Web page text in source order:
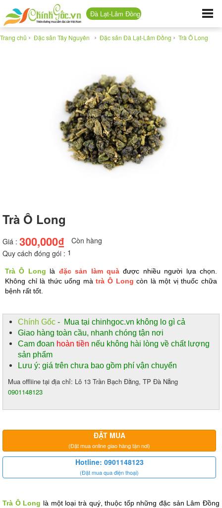
Đà Lạt-Lâm Đồng
Trang chủ › Đặc sản Tây Nguyên › Đặc sản Đà Lạt-Lâm Đồng › Trà Ô Long
Trà Ô Long
Giá : 300,000₫
Còn hàng
Quy cách đóng gói : 1
Trà Ô Long là đặc sản làm quà được nhiều người lựa chọn.
Không chỉ là thức uống mà trà Ô Long còn là một vị thuốc chữa
bệnh rất tốt.
Chính Gốc - Mua tại chinhgoc.vn không lo gì cả
Giao hàng toàn cầu, nhanh chóng tận nơi
Cam đoan hoàn tiền nếu không hài lòng về chất lượng
sản phẩm
Lưu ý: giá trên chưa bao gồm phí vận chuyển
Mua offliine tại địa chỉ: Lô 13 Trần Bạch Đằng, TP Đà Nẵng
0901148123
ĐẶT MUA
(Đặt mua online giao hàng tận nơi)
Hotline: 0901148123
(Đặt mua qua điện thoại)
Trà Ô Long là một loại trà quý, thuộc tốp những đặc sản Lâm Đồng